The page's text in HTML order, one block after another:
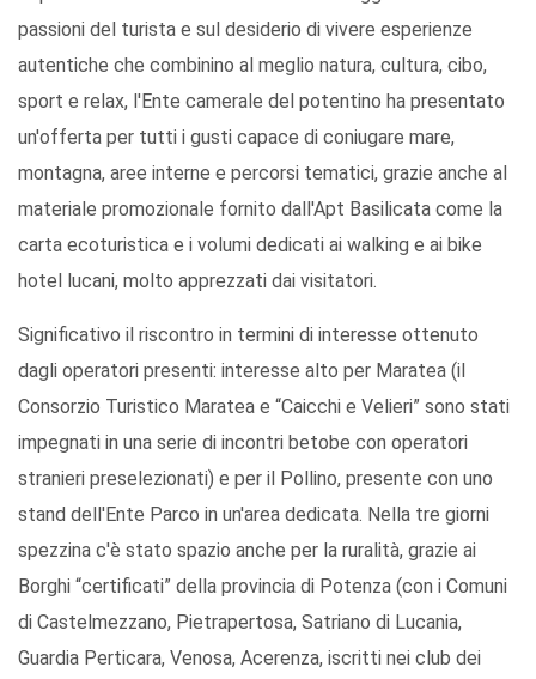
passioni del turista e sul desiderio di vivere esperienze
autentiche che combinino al meglio natura, cultura, cibo,
sport e relax, l'Ente camerale del potentino ha presentato
un'offerta per tutti i gusti capace di coniugare mare,
montagna, aree interne e percorsi tematici, grazie anche al
materiale promozionale fornito dall'Apt Basilicata come la
carta ecoturistica e i volumi dedicati ai walking e ai bike
hotel lucani, molto apprezzati dai visitatori.
Significativo il riscontro in termini di interesse ottenuto
dagli operatori presenti: interesse alto per Maratea (il
Consorzio Turistico Maratea e “Caicchi e Velieri” sono stati
impegnati in una serie di incontri betobe con operatori
stranieri preselezionati) e per il Pollino, presente con uno
stand dell'Ente Parco in un'area dedicata. Nella tre giorni
spezzina c'è stato spazio anche per la ruralità, grazie ai
Borghi “certificati” della provincia di Potenza (con i Comuni
di Castelmezzano, Pietrapertosa, Satriano di Lucania,
Guardia Perticara, Venosa, Acerenza, iscritti nei club dei